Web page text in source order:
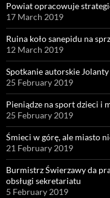
Powiat opracowuje
17 March 2019
Ruina koło sanepidu na
12 March 2019
Spotkanie autorskie
25 February 2019
Pieniądze na sport dzieci i
25 February 2019
Śmieci w górę, ale miasto
21 February 2019
Burmistrz Świerzawy da
obsługi sekretariatu
5 February 2019